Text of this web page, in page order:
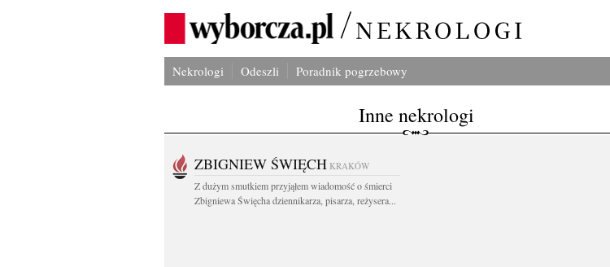
Nekrologi Odeszli Poradnik pogrzebowy
Inne nekrologi
ZBIGNIEW ŚWIĘCH KRAKÓW
Z dużym smutkiem przyjąłem wiadomość o śmierci
Zbigniewa Święcha dziennikarza, pisarza, reżysera...